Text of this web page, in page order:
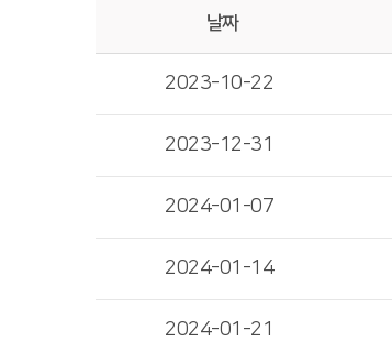
날짜
2023-10-22
2023-12-31
2024-01-07
2024-01-14
2024-01-21